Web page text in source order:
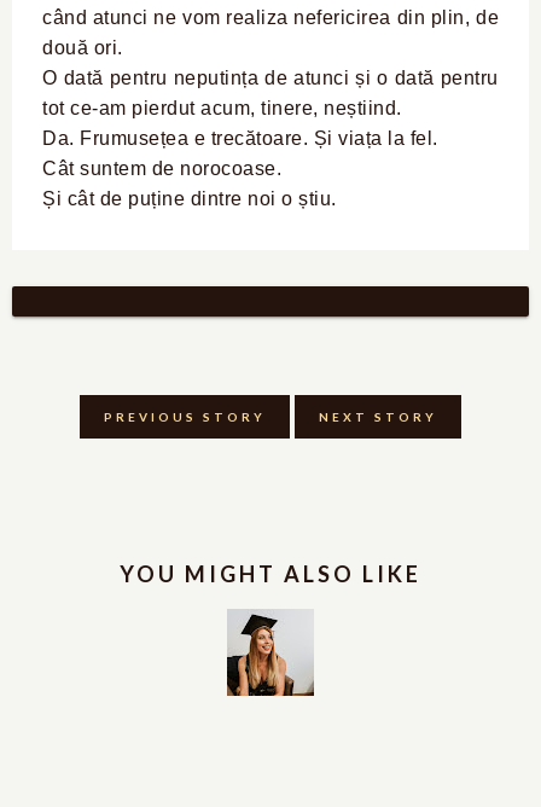
când atunci ne vom realiza nefericirea din plin, de
două ori.
O dată pentru neputința de atunci și o dată pentru
tot ce-am pierdut acum, tinere, neștiind.
Da. Frumusețea e trecătoare. Și viața la fel.
Cât suntem de norocoase.
Și cât de puține dintre noi o știu.
PREVIOUS STORY NEXT STORY
YOU MIGHT ALSO LIKE